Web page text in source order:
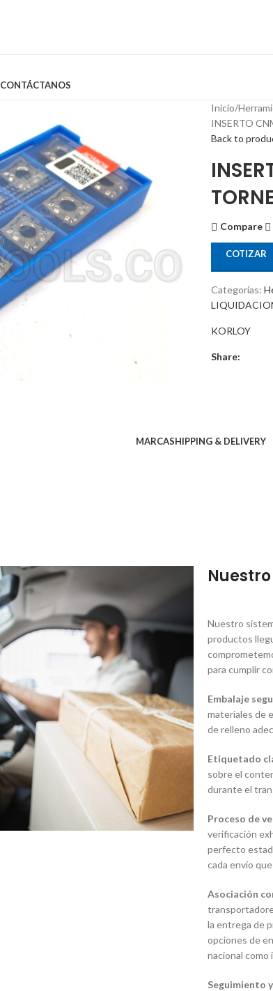
CONTÁCTANOS
Inicio
INSERTO
Back to
Compare
COTIZAR
Categorías:
KORLOY
Share:
MARCASHIPPING & DELIVERY
Nuestro
productos
para cumplir
Embalaje
materiales de
de relleno
Etiquetado
sobre el
durante el
Proceso de
verificación
perfecto
cada envío
Asociación
la entrega de
opciones de
nacional como
Seguimiento